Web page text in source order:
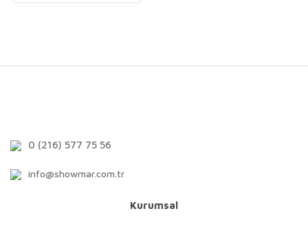
0 (216) 577 75 56
info@showmar.com.tr
Kurumsal